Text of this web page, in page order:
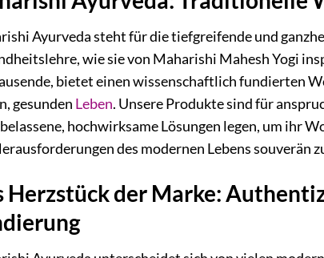
Ayurveda steht für die tiefgreifende und
wie sie von Maharishi Mahesh Yogi
bietet einen wissenschaftlich fundierten
gesunden Leben. Unsere Produkte sind für
hochwirksame Lösungen legen, um ihr
des modernen Lebens souverän
Herzstück der Marke: